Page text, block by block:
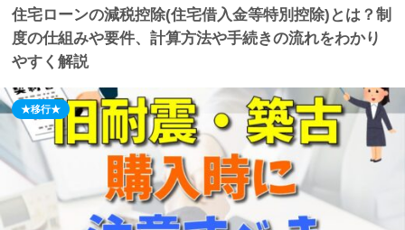
住宅ローンの減税控除(住宅借入金等特別控除)とは？制
度の仕組みや要件、計算方法や手続きの流れをわかり
やすく解説
★移行★